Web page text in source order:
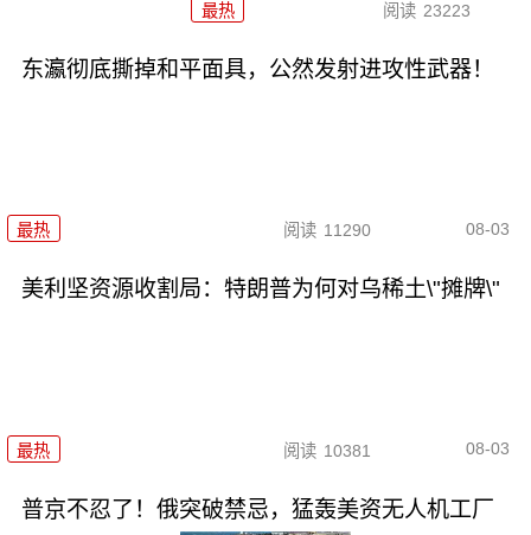
最热 阅读 23223
东瀛彻底撕掉和平面具，公然发射进攻性武器！
最热 阅读 11290 08-03
美利坚资源收割局：特朗普为何对乌稀土\"摊牌\"
最热 阅读 10381 08-03
普京不忍了！俄突破禁忌，猛轰美资无人机工厂